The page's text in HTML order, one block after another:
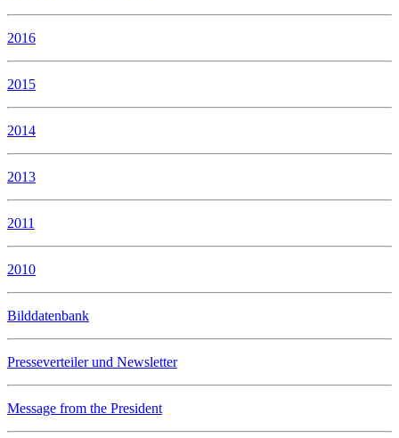
2016
2015
2014
2013
2011
2010
Bilddatenbank
Presseverteiler und Newsletter
Message from the President